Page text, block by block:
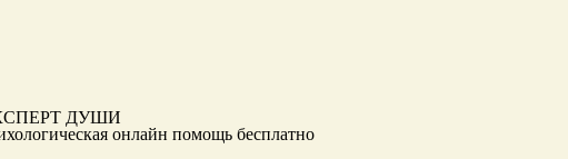
ДУШИ
онлайн помощь бесплатно